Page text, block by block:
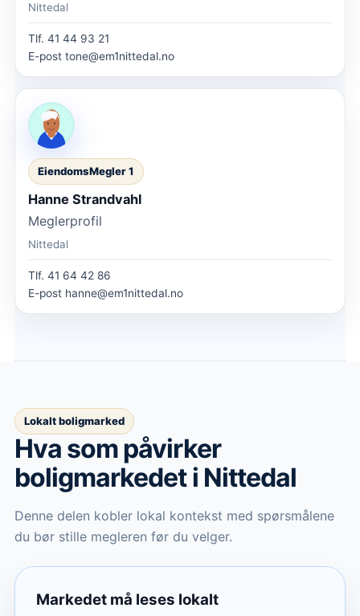
Nittedal
Tlf. 41 44 93 21
E-post tone@em1nittedal.no
EiendomsMegler 1
Hanne Strandvahl
Meglerprofil
Nittedal
Tlf. 41 64 42 86
E-post hanne@em1nittedal.no
Lokalt boligmarked
Hva som påvirker
boligmarkedeti Nittedal
Denne delen kobler lokal kontekst med spørsmålene
du bør stille megleren før du velger.
Markedet må leses lokalt